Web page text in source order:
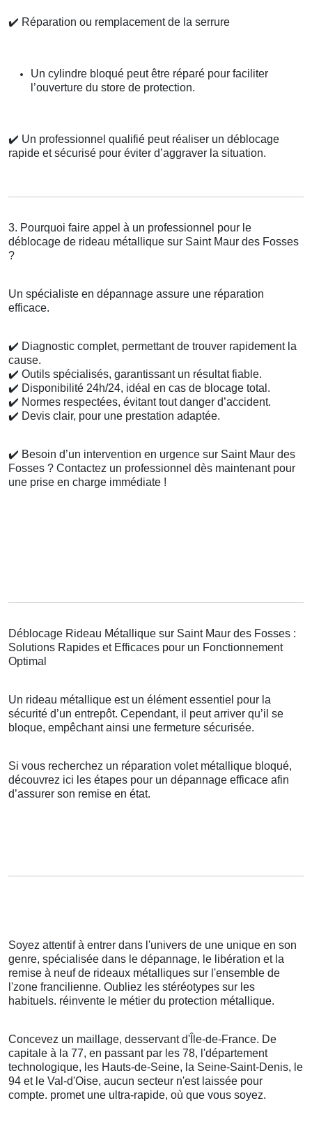
✔️ Réparation ou remplacement de la serrure
Un cylindre bloqué peut être réparé pour faciliter
l’ouverture du store de protection.
✔️ Un professionnel qualifié peut réaliser un déblocage
rapide et sécurisé pour éviter d’aggraver la situation.
3. Pourquoi faire appel à un professionnel pour le
déblocage de rideau métallique sur Saint Maur des Fosses
?
Un spécialiste en dépannage assure une réparation
efficace.
✔️ Diagnostic complet, permettant de trouver rapidement la
cause.
✔️ Outils spécialisés, garantissant un résultat fiable.
✔️ Disponibilité 24h/24, idéal en cas de blocage total.
✔️ Normes respectées, évitant tout danger d’accident.
✔️ Devis clair, pour une prestation adaptée.
✔️ Besoin d’un intervention en urgence sur Saint Maur des
Fosses ? Contactez un professionnel dès maintenant pour
une prise en charge immédiate !
Déblocage Rideau Métallique sur Saint Maur des Fosses :
Solutions Rapides et Efficaces pour un Fonctionnement
Optimal
Un rideau métallique est un élément essentiel pour la
sécurité d’un entrepôt. Cependant, il peut arriver qu’il se
bloque, empêchant ainsi une fermeture sécurisée.
Si vous recherchez un réparation volet métallique bloqué,
découvrez ici les étapes pour un dépannage efficace afin
d’assurer son remise en état.
Soyez attentif à entrer dans l'univers de une unique en son
genre, spécialisée dans le dépannage, le libération et la
remise à neuf de rideaux métalliques sur l'ensemble de
l'zone francilienne. Oubliez les stéréotypes sur les
habituels. réinvente le métier du protection métallique.
Concevez un maillage, desservant d'Île-de-France. De
capitale à la 77, en passant par les 78, l'département
technologique, les Hauts-de-Seine, la Seine-Saint-Denis, le
94 et le Val-d'Oise, aucun secteur n'est laissée pour
compte. promet une ultra-rapide, où que vous soyez.